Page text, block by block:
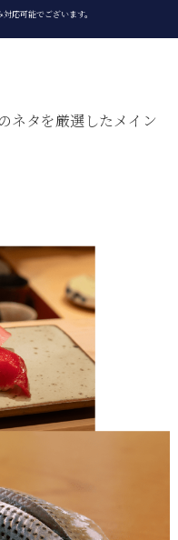
応可能でございます。
ネタを厳選したメイン